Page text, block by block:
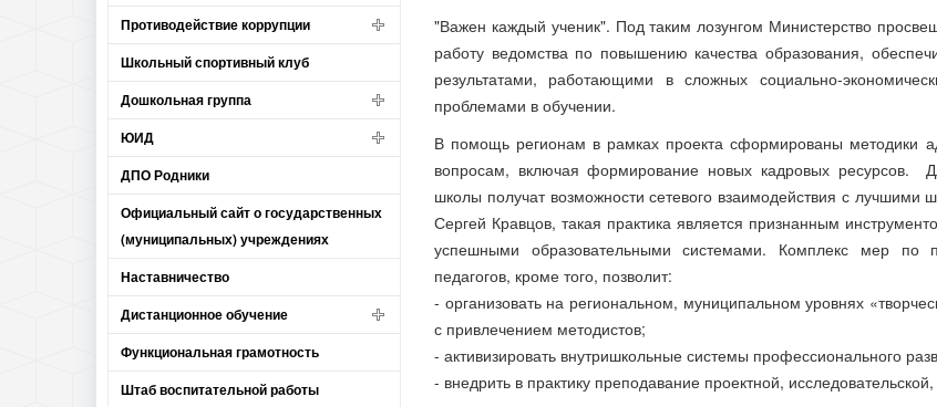
Противодействие коррупции
Школьный спортивный клуб
Дошкольная группа
ЮИД
ДПО Родники
Официальный сайт о государственных
(муниципальных) учреждениях
Наставничество
Дистанционное обучение
Функциональная грамотность
Штаб воспитательной работы
"Важен каждый ученик". Под таким лозунгом Министерство
работу ведомства по повышению качества образования,
результатами, работающими в сложных социально-
проблемами в обучении.
В помощь регионам в рамках проекта сформированы методики
вопросам, включая формирование новых кадровых ресурсов.
школы получат возможности сетевого взаимодействия с
Сергей Кравцов, такая практика является признанным
успешными образовательными системами. Комплекс мер по
педагогов, кроме того, позволит:
- организовать на региональном, муниципальном уровнях
с привлечением методистов;
- активизировать внутришкольные системы профессионального
- внедрить в практику преподавание проектной,